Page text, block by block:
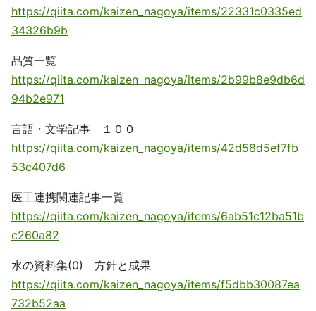
https://qiita.com/kaizen_nagoya/items/22331c0335ed
34326b9b
品質一覧
https://qiita.com/kaizen_nagoya/items/2b99b8e9db6d
94b2e971
言語・文学記事 １００
https://qiita.com/kaizen_nagoya/items/42d58d5ef7fb
53c407d6
医工連携関連記事一覧
https://qiita.com/kaizen_nagoya/items/6ab51c12ba51b
c260a82
水の資料集(0) 方針と成果
https://qiita.com/kaizen_nagoya/items/f5dbb30087ea
732b52aa